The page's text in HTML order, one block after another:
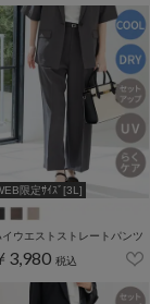
限定ｻｲｽﾞ[3L]
イウエストストレートパンツ
3,980 税込